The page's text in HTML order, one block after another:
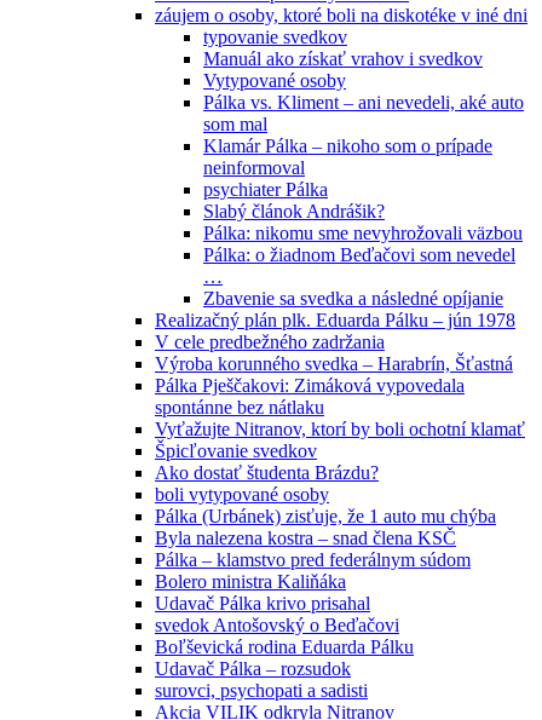
záujem o osoby, ktoré boli na diskotéke v iné dni
typovanie svedkov
Manuál ako získať vrahov i svedkov
Vytypované osoby
Pálka vs. Kliment – ani nevedeli, aké auto
som mal
Klamár Pálka – nikoho som o prípade
neinformoval
psychiater Pálka
Slabý článok Andrášik?
Pálka: nikomu sme nevyhrožovali väzbou
Pálka: o žiadnom Beďačovi som nevedel
…
Zbavenie sa svedka a následné opíjanie
Realizačný plán plk. Eduarda Pálku – jún 1978
V cele predbežného zadržania
Výroba korunného svedka – Harabrín, Šťastná
Pálka Pješčakovi: Zimáková vypovedala
spontánne bez nátlaku
Vyťažujte Nitranov, ktorí by boli ochotní klamať
Špicľovanie svedkov
Ako dostať študenta Brázdu?
boli vytypované osoby
Pálka (Urbánek) zisťuje, že 1 auto mu chýba
Byla nalezena kostra – snad člena KSČ
Pálka – klamstvo pred federálnym súdom
Bolero ministra Kaliňáka
Udavač Pálka krivo prisahal
svedok Antošovský o Beďačovi
Boľševická rodina Eduarda Pálku
Udavač Pálka – rozsudok
surovci, psychopati a sadisti
Akcia VILIK odkryla Nitranov